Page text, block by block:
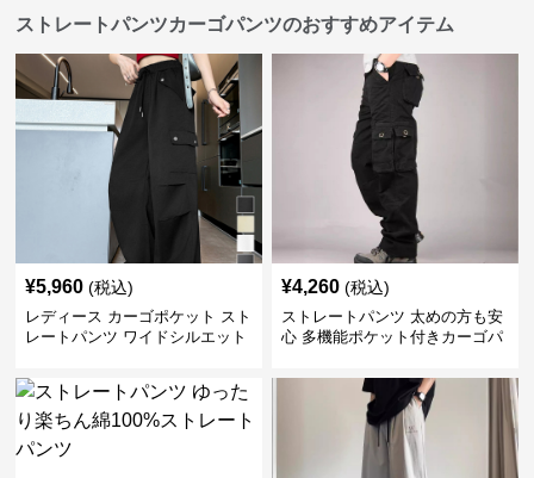
ストレートパンツカーゴパンツのおすすめアイテム
¥5,960 (税込)
レディース カーゴポケット スト
レートパンツ ワイドシルエット
¥4,260 (税込)
ストレートパンツ 太めの方も安
心 多機能ポケット付きカーゴパ